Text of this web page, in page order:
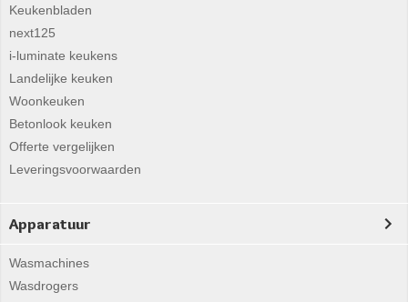
Keukenbladen
next125
i-luminate keukens
Landelijke keuken
Woonkeuken
Betonlook keuken
Offerte vergelijken
Leveringsvoorwaarden
Apparatuur
Wasmachines
Wasdrogers